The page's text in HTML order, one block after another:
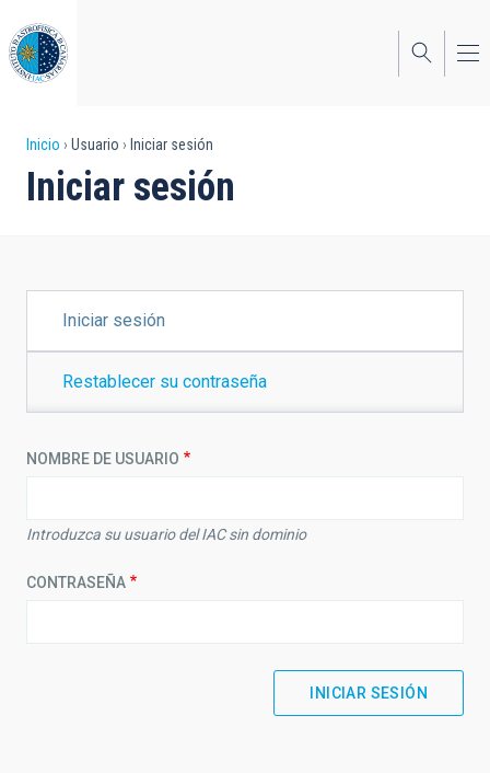
al
contenido
principal
Sobrescribir
enlaces
la
navegación
Inicio Usuario Iniciar sesión
Iniciar sesión
PRINCIPALES
Iniciar sesión
Restablecer su contraseña
NOMBRE DE USUARIO
Introduzca su usuario del IAC sin dominio
CONTRASEÑA